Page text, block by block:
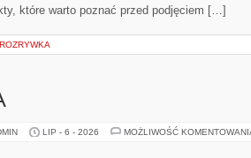
które warto poznać przed podjęciem […]
ROZRYWKA
LIP - 6 - 2026 MOŻLIWOŚĆ